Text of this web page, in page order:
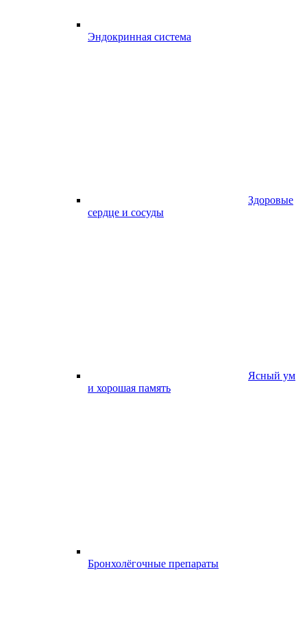
Эндокринная система
Здоровые
сердце и сосуды
Ясный ум
и хорошая память
Бронхолёгочные препараты